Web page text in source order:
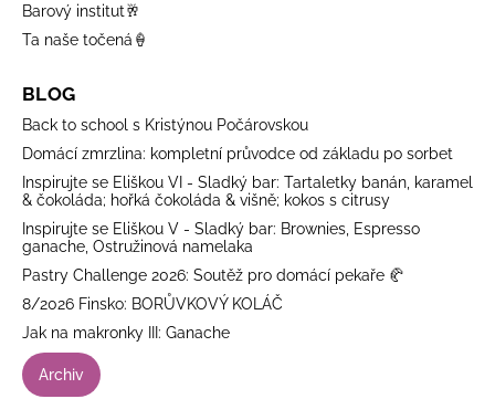
Barový institut🥂
Ta naše točená🍦
BLOG
Back to school s Kristýnou Počárovskou
Domácí zmrzlina: kompletní průvodce od základu po sorbet
Inspirujte se Eliškou VI - Sladký bar: Tartaletky banán, karamel
& čokoláda; hořká čokoláda & višně; kokos s citrusy
Inspirujte se Eliškou V - Sladký bar: Brownies, Espresso
ganache, Ostružinová namelaka
Pastry Challenge 2026: Soutěž pro domácí pekaře 🥐
8/2026 Finsko: BORŮVKOVÝ KOLÁČ
Jak na makronky III: Ganache
Archiv